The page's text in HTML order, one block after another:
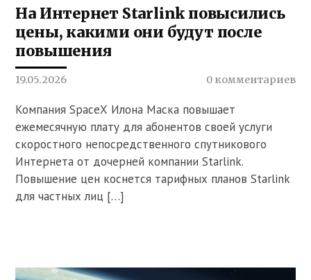
На Интернет Starlink повысились
цены, какими они будут после
повышения
19.05.2026 0 комментариев
Компания SpaceX Илона Маска повышает
ежемесячную плату для абонентов своей услуги
скоростного непосредственного спутникового
Интернета от дочерней компании Starlink.
Повышение цен коснется тарифных планов Starlink
для частных лиц […]